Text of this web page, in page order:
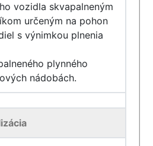
vozidla skvapalneným
určeným na pohon
s výnimkou plnenia
plynného
nádobách.